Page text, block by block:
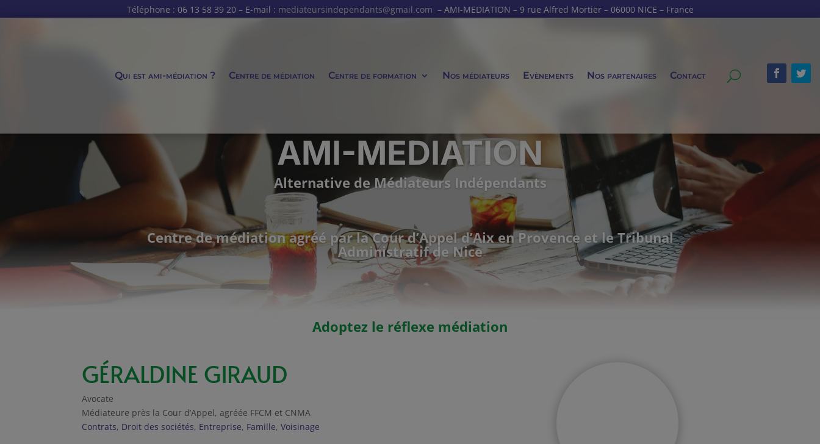
Téléphone : 06 13 58 39 20 – E-mail : mediateursindependants@gmail.com – AMI-MEDIATION – 9 rue Alfred Mortier – 06000 NICE – France
Qui est ami-médiation ? Centre de médiation Centre de formation Nos médiateurs Evènements Nos partenaires Contact
AMI-MEDIATION
Alternative de Médiateurs Indépendants
Centre de médiation agréé par la Cour d’Appel d’Aix en Provence et le Tribunal
Administratif de Nice
Adoptez le réflexe médiation
GÉRALDINE GIRAUD
Avocate
Médiateure près la Cour d’Appel, agréée FFCM et CNMA
Contrats, Droit des sociétés, Entreprise, Famille,Voisinage